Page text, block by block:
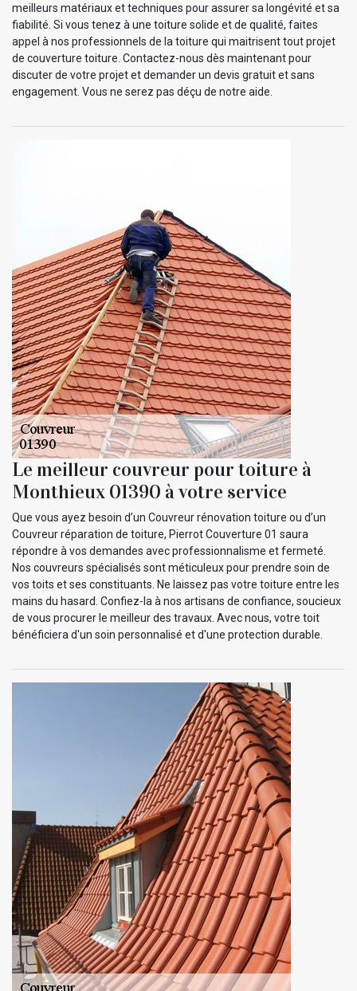
meilleurs matériaux et techniques pour assurer sa longévité et sa
fiabilité. Si vous tenez à une toiture solide et de qualité, faites
appel à nos professionnels de la toiture qui maitrisent tout projet
de couverture toiture. Contactez-nous dès maintenant pour
discuter de votre projet et demander un devis gratuit et sans
engagement. Vous ne serez pas déçu de notre aide.
Le meilleur couvreur pour toiture à
Monthieux 01390 à votre service
Que vous ayez besoin d’un Couvreur rénovation toiture ou d’un
Couvreur réparation de toiture, Pierrot Couverture 01 saura
répondre à vos demandes avec professionnalisme et fermeté.
Nos couvreurs spécialisés sont méticuleux pour prendre soin de
vos toits et ses constituants. Ne laissez pas votre toiture entre les
mains du hasard. Confiez-la à nos artisans de confiance, soucieux
de vous procurer le meilleur des travaux. Avec nous, votre toit
bénéficiera d'un soin personnalisé et d'une protection durable.